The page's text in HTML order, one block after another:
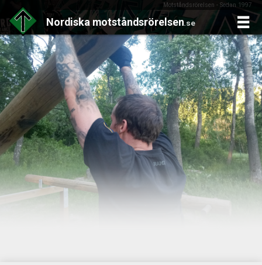
Motståndsrörelsen - Sedan 1997
Nordiska motståndsrörelsen.se
Skip
to
content